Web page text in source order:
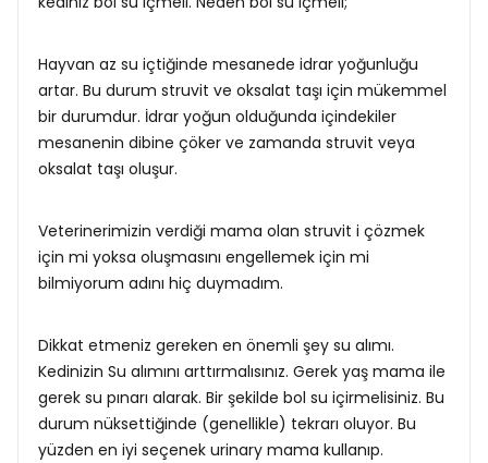
Hayvan az su içtiğinde mesanede idrar yoğunluğu
artar. Bu durum struvit ve oksalat taşı için mükemmel
bir durumdur. İdrar yoğun olduğunda içindekiler
mesanenin dibine çöker ve zamanda struvit veya
oksalat taşı oluşur.
Veterinerimizin verdiği mama olan struvit i çözmek
için mi yoksa oluşmasını engellemek için mi
bilmiyorum adını hiç duymadım.
Dikkat etmeniz gereken en önemli şey su alımı.
Kedinizin Su alımını arttırmalısınız. Gerek yaş mama ile
gerek su pınarı alarak. Bir şekilde bol su içirmelisiniz. Bu
durum nüksettiğinde (genellikle) tekrarı oluyor. Bu
yüzden en iyi seçenek urinary mama kullanıp.